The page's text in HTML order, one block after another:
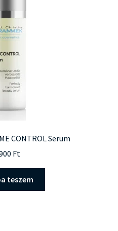
CONTROL Serum
Ft
teszem